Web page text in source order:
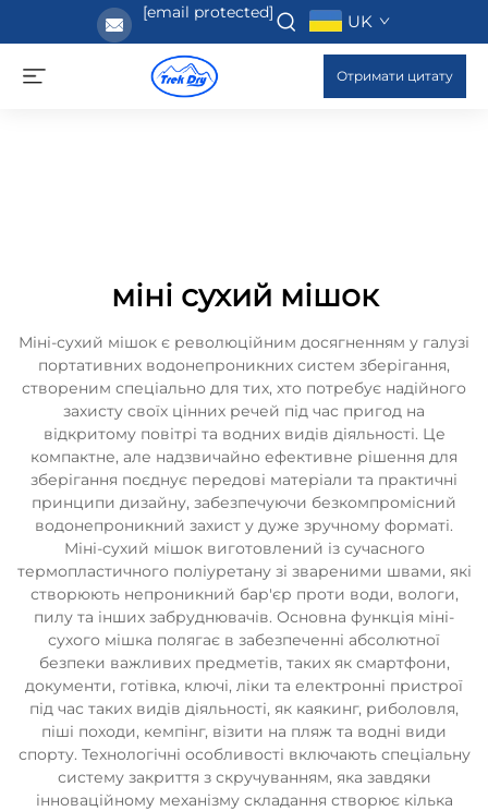
[email protected] UK
Отримати цитату
міні сухий мішок
Міні-сухий мішок є революційним досягненням у галузі
портативних водонепроникних систем зберігання,
створеним спеціально для тих, хто потребує надійного
захисту своїх цінних речей під час пригод на
відкритому повітрі та водних видів діяльності. Це
компактне, але надзвичайно ефективне рішення для
зберігання поєднує передові матеріали та практичні
принципи дизайну, забезпечуючи безкомпромісний
водонепроникний захист у дуже зручному форматі.
Міні-сухий мішок виготовлений із сучасного
термопластичного поліуретану зі звареними швами, які
створюють непроникний бар'єр проти води, вологи,
пилу та інших забруднювачів. Основна функція міні-
сухого мішка полягає в забезпеченні абсолютної
безпеки важливих предметів, таких як смартфони,
документи, готівка, ключі, ліки та електронні пристрої
під час таких видів діяльності, як каякинг, риболовля,
піші походи, кемпінг, візити на пляж та водні види
спорту. Технологічні особливості включають спеціальну
систему закриття з скручуванням, яка завдяки
інноваційному механізму складання створює кілька